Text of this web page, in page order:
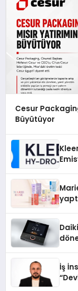
Cesur
Büyütüyor
İş